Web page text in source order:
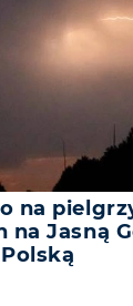
na
na Jasną